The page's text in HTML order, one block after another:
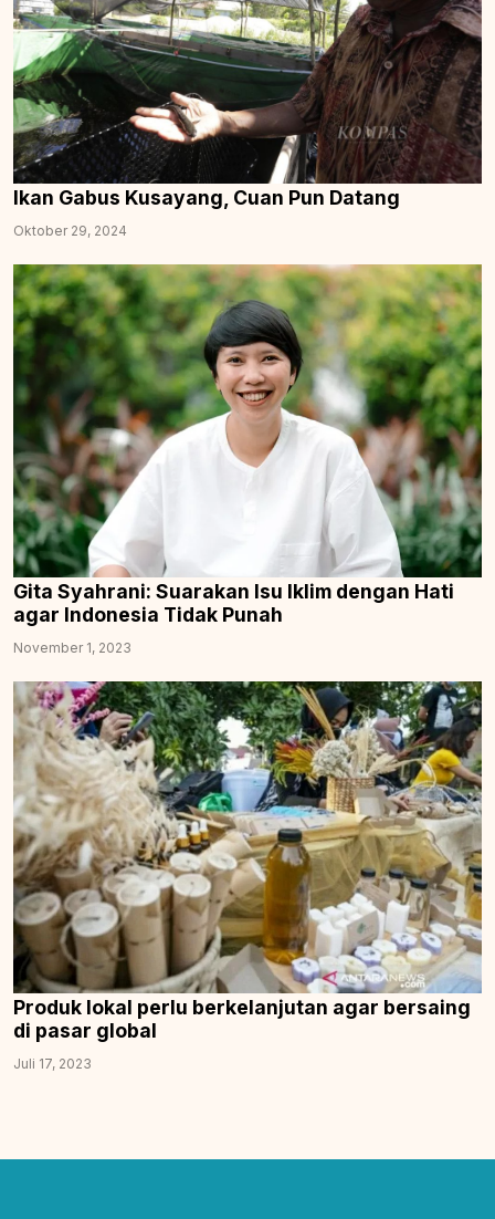
Ikan Gabus Kusayang, Cuan Pun Datang
Oktober 29, 2024
Gita Syahrani: Suarakan Isu Iklim dengan Hati
agar Indonesia Tidak Punah
November 1, 2023
Produk lokal perlu berkelanjutan agar bersaing
di pasar global
Juli 17, 2023